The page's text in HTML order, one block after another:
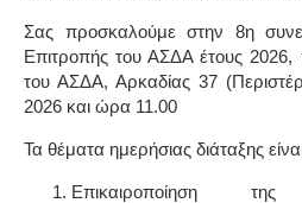
Σας προσκαλούμε στην 8η
Επιτροπής του ΑΣΔΑ έτους 2026,
του ΑΣΔΑ, Αρκαδίας 37
2026 και ώρα 11.00
Τα θέματα ημερήσιας διάταξης
Επικαιροποίηση